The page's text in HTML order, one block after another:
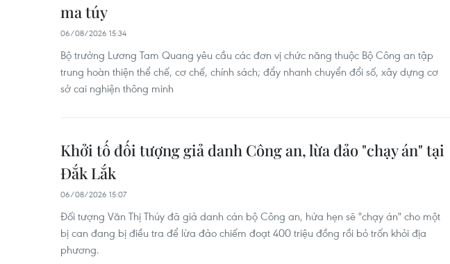
ma túy
06/08/2026 15:34
Bộ trưởng Lương Tam Quang yêu cầu các đơn vị chức năng thuộc Bộ Công an tập
trung hoàn thiện thể chế, cơ chế, chính sách; đẩy nhanh chuyển đổi số, xây dựng cơ
sở cai nghiện thông minh
Khởi tố đối tượng giả danh Công an, lừa đảo "chạy án" tại
Đắk Lắk
06/08/2026 15:07
Đối tượng Văn Thị Thúy đã giả danh cán bộ Công an, hứa hẹn sẽ "chạy án" cho một
bị can đang bị điều tra để lừa đảo chiếm đoạt 400 triệu đồng rồi bỏ trốn khỏi địa
phương.